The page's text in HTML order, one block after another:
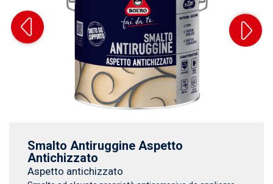
Smalto Antiruggine Aspetto
Antichizzato
Aspetto antichizzato